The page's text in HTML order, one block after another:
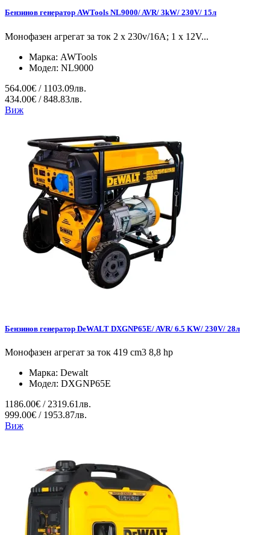
Бензинов генератор AWTools NL9000/ AVR/ 3kW/ 230V/ 15л
Монофазен агрегат за ток 2 x 230v/16A; 1 x 12V...
Марка: AWTools
Модел: NL9000
564.00€ / 1103.09лв.
434.00€ / 848.83лв.
Виж
Бензинов генератор DeWALT DXGNP65E/ AVR/ 6.5 KW/ 230V/ 28л
Монофазен агрегат за ток 419 cm3 8,8 hp
Марка: Dewalt
Модел: DXGNP65E
1186.00€ / 2319.61лв.
999.00€ / 1953.87лв.
Виж